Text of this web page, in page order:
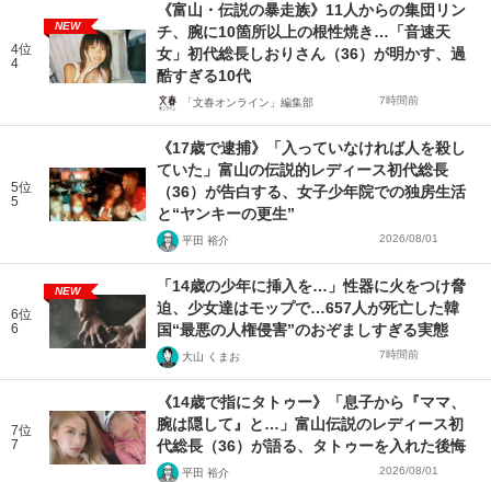
4位
4
NEW
《富山・伝説の暴走族》11人からの集団リン
チ、腕に10箇所以上の根性焼き…「音速天
女」初代総長しおりさん（36）が明かす、過
酷すぎる10代
「文春オンライン」編集部 7時間前
5位
5
《17歳で逮捕》「入っていなければ人を殺し
ていた」富山の伝説的レディース初代総長
（36）が告白する、女子少年院での独房生活
と“ヤンキーの更生”
平田 裕介 2026/08/01
6位
6
NEW
「14歳の少年に挿入を…」性器に火をつけ脅
迫、少女達はモップで…657人が死亡した韓
国“最悪の人権侵害”のおぞましすぎる実態
大山 くまお 7時間前
7位
7
《14歳で指にタトゥー》「息子から『ママ、
腕は隠して』と…」富山伝説のレディース初
代総長（36）が語る、タトゥーを入れた後悔
平田 裕介 2026/08/01